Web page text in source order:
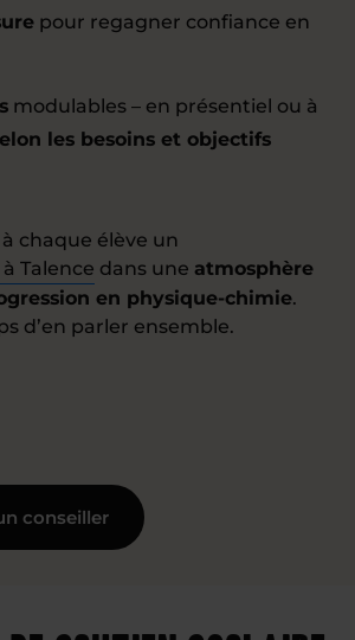
pour regagner confiance en
modulables – en présentiel ou à
les besoins et objectifs
chaque élève un
Talence dans une atmosphère
en physique-chimie.
d’en parler ensemble.
conseiller